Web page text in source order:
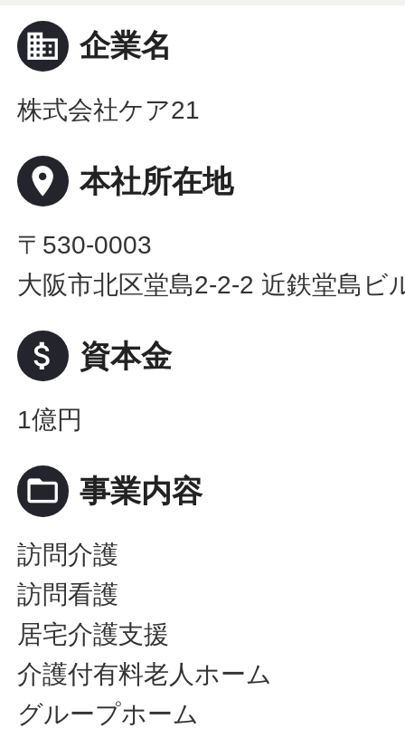
business 企業名
株式会社ケア21
place 本社所在地
〒530-0003
大阪市北区堂島2-2-2 近鉄堂島ビ
attach_money 資本金
1億円
folder_open 事業内容
訪問介護
訪問看護
居宅介護支援
介護付有料老人ホーム
グループホーム